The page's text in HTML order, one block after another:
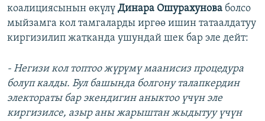
коалициясынын өкүлү Динара Ошурахунова болсо
мыйзамга кол тамгаларды иргөө ишин татаалдатуу
киргизилип жатканда ушундай шек бар эле дейт:
- Негизи кол топтоо жүрүмү маанисиз процедура
болуп калды. Бул башында болгону талапкердин
электораты бар экендигин аныктоо үчүн эле
киргизилсе, азыр аны жарыштан жыдытуу үчүн